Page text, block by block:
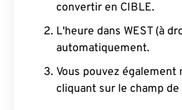
convertir en CIBLE.
L'heure dans WEST (à
automatiquement.
Vous pouvez également
cliquant sur le champ de